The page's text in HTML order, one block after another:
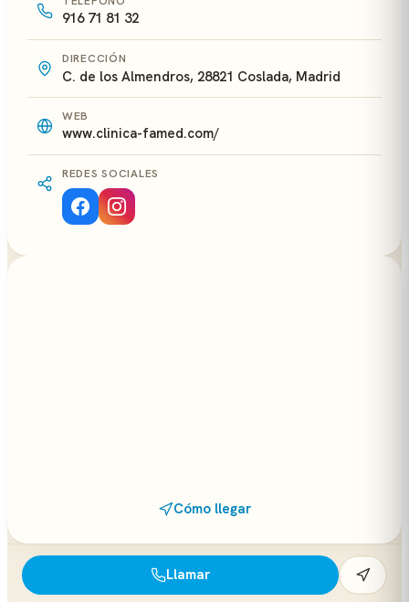
916 71 81 32
DIRECCIÓN
C. de los Almendros, 28821 Coslada, Madrid
WEB
www.clinica-famed.com/
REDES SOCIALES
Cómo llegar
Llamar